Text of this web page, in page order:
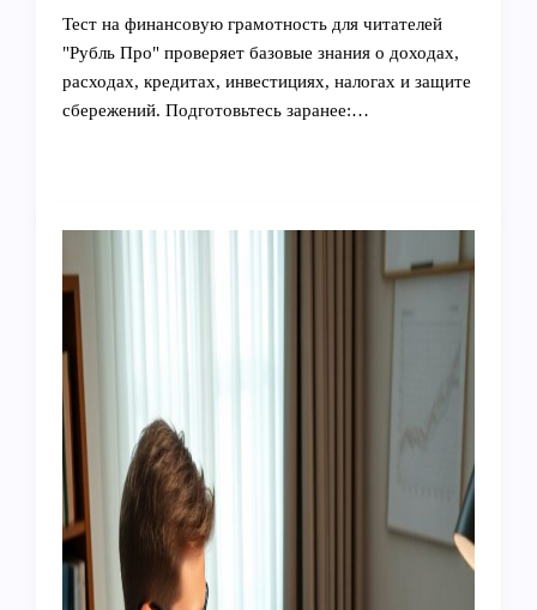
Тест на финансовую грамотность для читателей
"Рубль Про" проверяет базовые знания о доходах,
расходах, кредитах, инвестициях, налогах и защите
сбережений. Подготовьтесь заранее:…